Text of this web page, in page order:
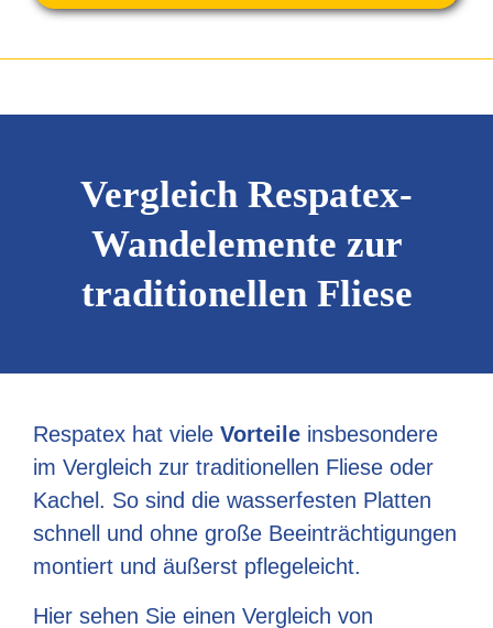
Vergleich Respatex-
Wandelemente zur
traditionellen Fliese
Respatex hat viele Vorteile insbesondere
im Vergleich zur traditionellen Fliese oder
Kachel. So sind die wasserfesten Platten
schnell und ohne große Beeinträchtigungen
montiert und äußerst pflegeleicht.
Hier sehen Sie einen Vergleich von